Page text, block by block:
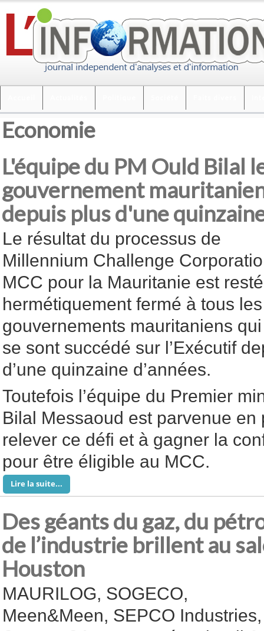
Economie
L'équipe du PM Ould Bilal
gouvernement
depuis plus d'une
Le résultat du processus de
Millennium Challenge
MCC pour la Mauritanie est resté
hermétiquement fermé à tous les
gouvernements mauritaniens qui
se sont succédé sur l’Exécutif
d’une quinzaine d’années.
Toutefois l’équipe du Premier
Bilal Messaoud est parvenue en
relever ce défi et à gagner la
pour être éligible au MCC.
Lire la suite...
Des géants du gaz, du
de l’industrie brillent au
Houston
MAURILOG, SOGECO,
Meen&Meen, SEPCO Industries,